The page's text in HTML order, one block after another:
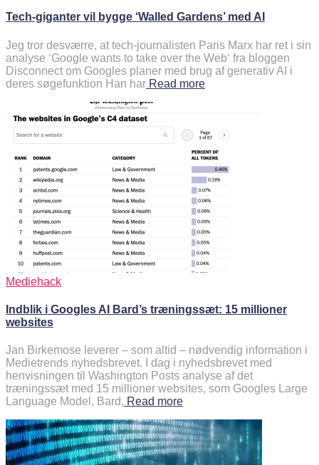
Tech-giganter vil bygge ‘Walled Gardens’ med AI
Jeg tror desværre, at tech-journalisten Paris Marx har ret i sin
analyse ‘Google wants to take over the Web‘ fra bloggen
Disconnect om Googles planer med brug af generativ AI i
deres søgefunktion Han har Read more
Mediehack
Indblik i Googles AI Bard’s træningssæt: 15 millioner
websites
Jan Birkemose leverer – som altid – nødvendig information i
Medietrends nyhedsbrevet. I dag i nyhedsbrevet med
henvisningen til Washington Posts analyse af det
træningssæt med 15 millioner websites, som Googles Large
Language Model, Bard, Read more